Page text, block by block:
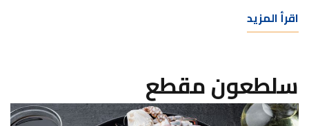
اقرأ المزيد
سلطعون مقطع